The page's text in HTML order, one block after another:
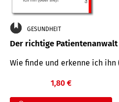
GESUNDHEIT
Der richtige Patientenanwalt
Wie finde und erkenne ich ihn
1,80 €